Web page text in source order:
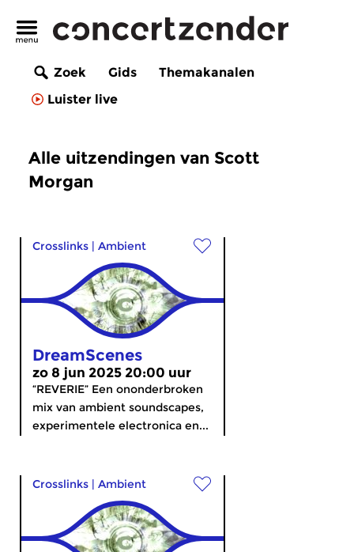
Zoek Gids
Themakanalen
Luister live
Alle uitzendingen van Scott
Morgan
Crosslinks | Ambient
DreamScenes
zo 8 jun 2025 20:00 uur
“REVERIE” Een ononderbroken
mix van ambient soundscapes,
experimentele electronica en...
Crosslinks | Ambient